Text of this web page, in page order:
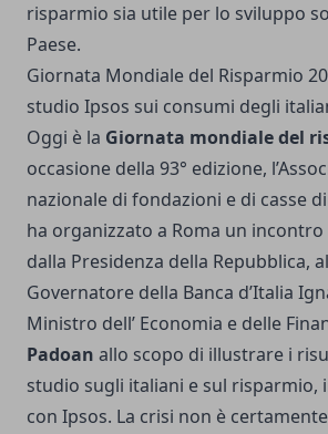
risparmio sia utile per lo sviluppo
Paese.
Giornata Mondiale del Risparmio
studio Ipsos sui consumi degli
Oggi è la Giornata mondiale del
occasione della 93° edizione,
nazionale di fondazioni e di casse
ha organizzato a Roma un
dalla Presidenza della Repubblica,
Governatore della Banca d’Italia
Ministro dell’ Economia e delle
Padoan allo scopo di illustrare i
studio sugli italiani e sul risparmio,
con Ipsos. La crisi non è